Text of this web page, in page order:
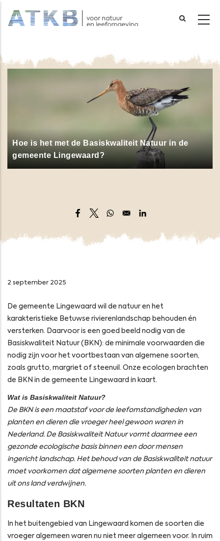
naar
Hoe is het met de Basiskwaliteit Natuur in de
gemeente Lingewaard?
Opens in a new window
Opens in a new window
Opens in a new window
Opens in a new window
2 september 2025
De gemeente Lingewaard wil de natuur en het
karakteristieke Betuwse rivierenlandschap behouden én
versterken. Daarvoor is een goed beeld nodig van de
Basiskwaliteit Natuur (BKN): de minimale voorwaarden die
nodig zijn voor het voortbestaan van algemene soorten,
zoals grutto, margriet of steenuil. Onze ecologen brachten
de BKN in de gemeente Lingewaard in kaart.
Wat is Basiskwaliteit Natuur?
De BKN is een maatstaf voor de leefomstandigheden van
planten en dieren die vroeger heel gewoon waren in
Nederland. De Basiskwaliteit Natuur vormt daarmee een
gezonde ecologische basis binnen een door mensen
ingericht landschap. Het behoud van de Basiskwaliteit natuur
moet voorkomen dat algemene soorten planten en dieren
uit ons land verdwijnen.
Resultaten BKN
In het buitengebied van Lingewaard komen de soorten die
vroeger algemeen waren nu niet meer algemeen voor. In ruim